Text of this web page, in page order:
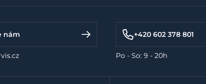
nám +420 602 378 801
Po - So: 9 - 20h